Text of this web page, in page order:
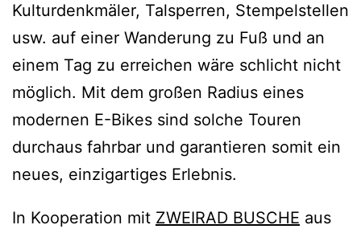
Kulturdenkmäler, Talsperren, Stempelstellen
usw. auf einer Wanderung zu Fuß und an
einem Tag zu erreichen wäre schlicht nicht
möglich. Mit dem großen Radius eines
modernen E-Bikes sind solche Touren
durchaus fahrbar und garantieren somit ein
neues, einzigartiges Erlebnis.
In Kooperation mit ZWEIRAD BUSCHE aus